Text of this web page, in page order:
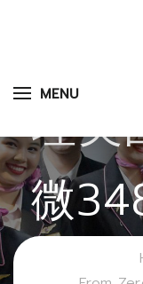
MENU
ตอ
理美
微